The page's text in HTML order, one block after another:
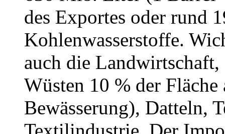
des Exportes oder rund
Kohlenwasserstoffe.
auch die
Wüsten 10 % der
Bewässerung), Datteln,